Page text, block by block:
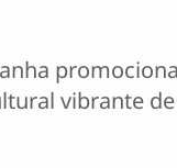
vibrante